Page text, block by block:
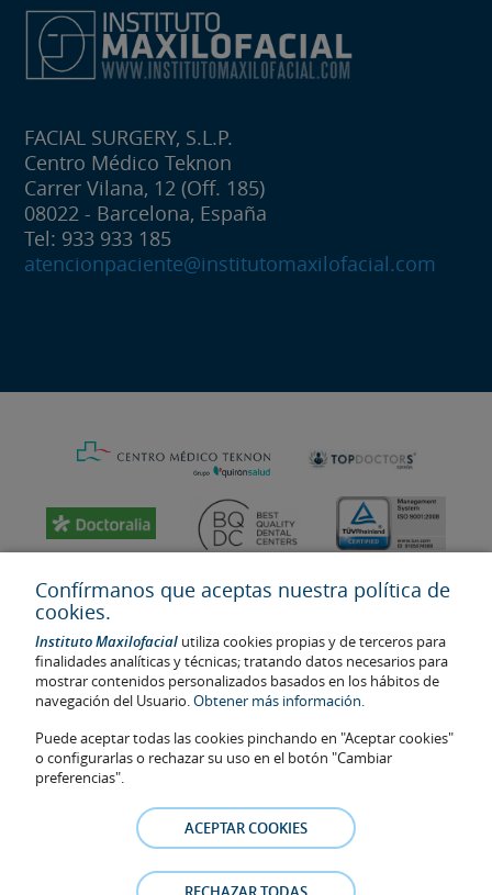
FACIAL SURGERY, S.L.P.
Centro Médico Teknon
Carrer Vilana, 12 (Off. 185)
08022 - Barcelona, España
Tel: 933 933 185
atencionpaciente@institutomaxilofacial.com
Última actualización: 2023
No. de autorización de centro sanitario: E08646940
La información presente en la web no reemplaza sino complementa
la relación médico-paciente. En caso de duda, consulte con el
médico de referencia. Las fotos y los testimonios de los pacientes
consentimiento y se retirarán en cualquier momento a petición de
Confírmanos que aceptas nuestra política de
cookies.
Instituto Maxilofacial utiliza cookies propias y de terceros para
finalidades analíticas y técnicas; tratando datos necesarios para
mostrar contenidos personalizados basados en los hábitos de
navegación del Usuario.Obtener más información.
Puede aceptar todas las cookies pinchando en "Aceptar cookies"
o configurarlas o rechazar su uso en el botón "Cambiar
preferencias".
ACEPTAR COOKIES